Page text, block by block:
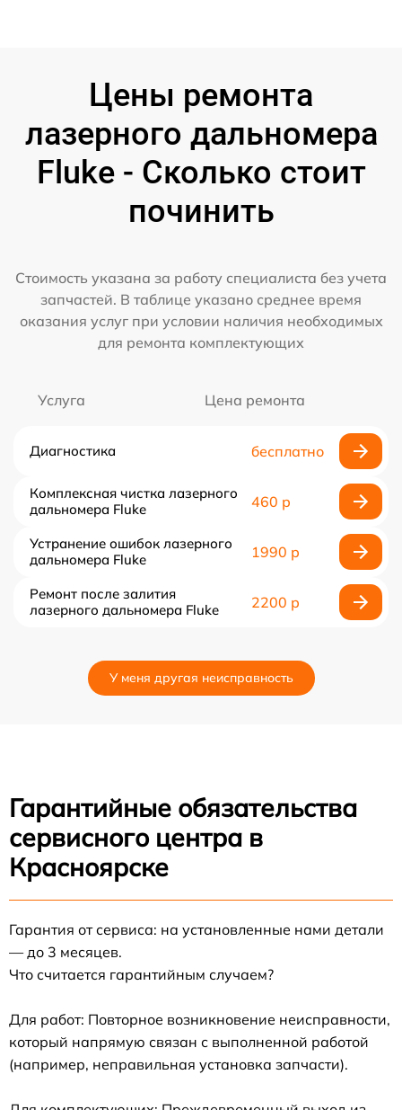
Цены ремонта
лазерного дальномера
Fluke - Сколько стоит
починить
Стоимость указана за работу специалиста без учета
запчастей. В таблице указано среднее время
оказания услуг при условии наличия необходимых
для ремонта комплектующих
Услуга Цена ремонта
Диагностика бесплатно
Комплексная чистка лазерного
дальномера Fluke
460 р
Устранение ошибок лазерного
дальномера Fluke
1990 р
Ремонт после залития
лазерного дальномера Fluke
2200 р
У меня другая неисправность
Гарантийные обязательства
сервисного центра в
Красноярске
Гарантия от сервиса: на установленные нами детали
— до 3 месяцев.
Что считается гарантийным случаем?
Для работ: Повторное возникновение неисправности,
который напрямую связан с выполненной работой
(например, неправильная установка запчасти).